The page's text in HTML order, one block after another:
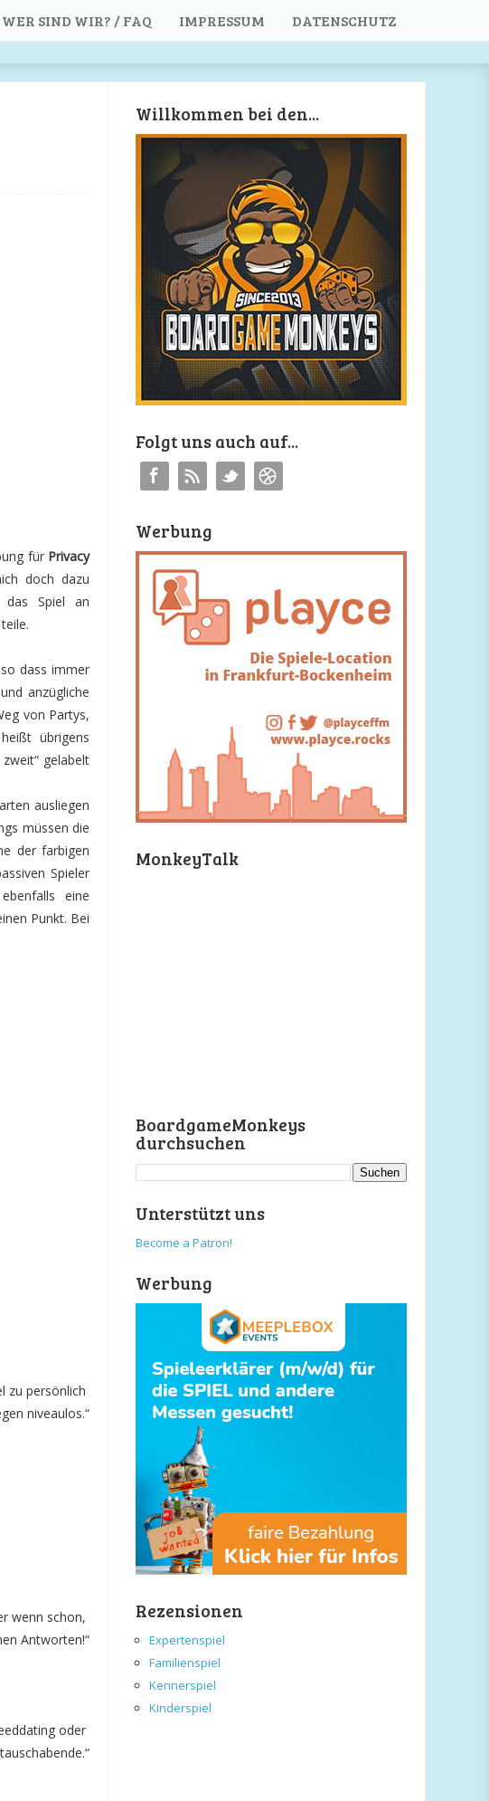
WER SIND WIR? / FAQ IMPRESSUM DATENSCHUTZ
für Privacy
doch dazu
das Spiel an
dass immer
anzügliche
von Partys,
übrigens
gelabelt
ausliegen
müssen die
der farbigen
Spieler
eine
Punkt. Bei
zu persönlich
niveaulos.“
wenn schon,
Antworten!“
oder
Willkommen bei den...
Folgt uns auch auf...
Werbung
MonkeyTalk
BoardgameMonkeys
durchsuchen
Unterstützt uns
Become a Patron!
Werbung
Rezensionen
Expertenspiel
Familienspiel
Kennerspiel
Kinderspiel